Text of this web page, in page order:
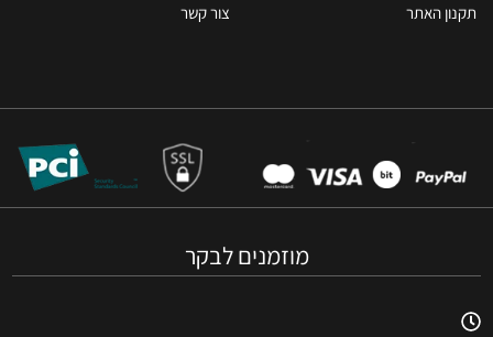
תקנון האתר צור קשר
מוזמנים לבקר